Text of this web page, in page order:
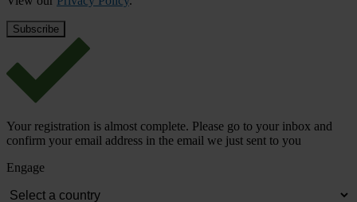
Your registration is almost complete. Please go to your inbox and
confirm your email address in the email we just sent to you
Engage